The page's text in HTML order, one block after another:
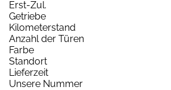
Erst-Zul.
Getriebe
Kilometerstand
Anzahl der Türen
Farbe
Standort
Lieferzeit
Unsere Nummer